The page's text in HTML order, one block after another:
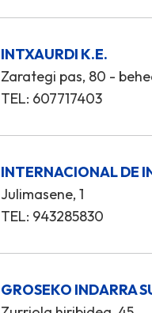
INTXAURDI K.E.
Zarategi pas, 80 -
TEL: 607717403
INTERNACIONAL DE
Julimasene, 1
TEL: 943285830
GROSEKO INDARRA